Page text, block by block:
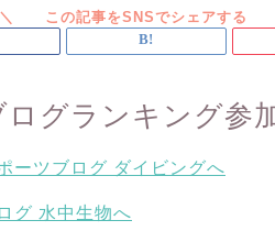
ログランキング参